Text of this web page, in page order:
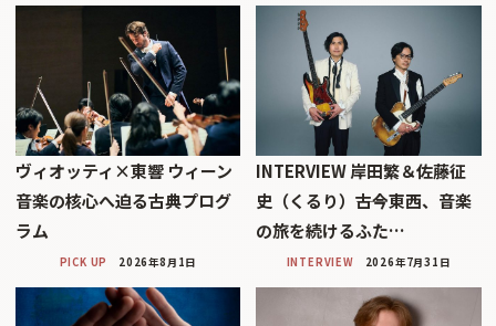
ヴィオッティ×東響 ウィーン
音楽の核心へ迫る古典プログ
ラム
PICK UP 2026年8月1日
INTERVIEW 岸田繁＆佐藤征
史（くるり）――古今東西、音楽
の旅を続けるふた…
INTERVIEW 2026年7月31日